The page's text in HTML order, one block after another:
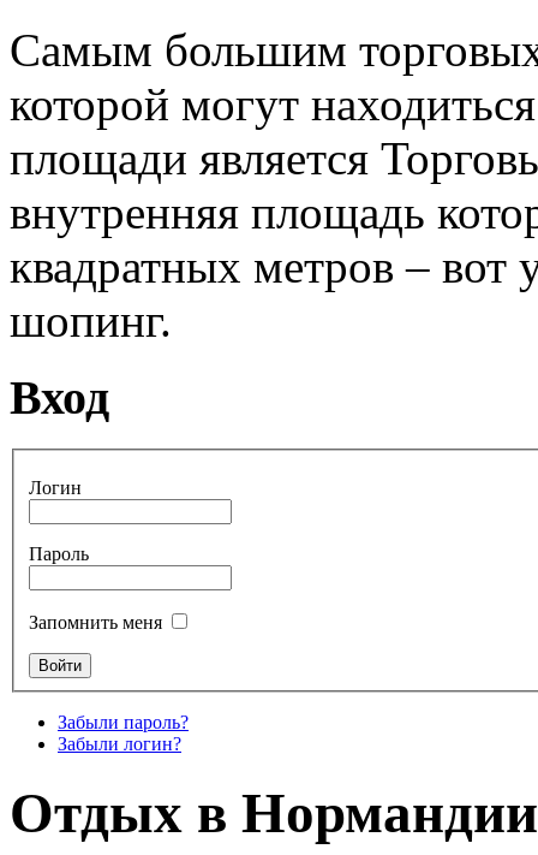
Самым большим
которой могут
площади является
внутренняя площадь
квадратных метров – вот
шопинг.
Вход
Логин
Пароль
Запомнить меня
Забыли пароль?
Забыли логин?
Отдых в Нормандии